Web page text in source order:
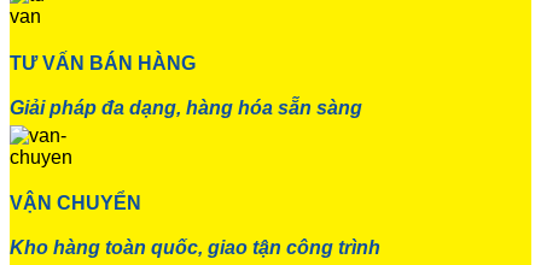
TƯ VẤN BÁN HÀNG
Giải pháp đa dạng, hàng hóa sẵn sàng
VẬN CHUYỂN
Kho hàng toàn quốc, giao tận công trình